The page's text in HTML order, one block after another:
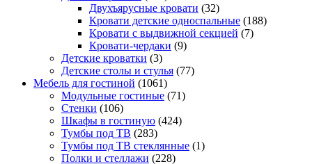
Двухъярусные кровати (32)
Кровати детские односпальные (188)
Кровати с выдвижной секцией (7)
Кровати-чердаки (9)
Детские кроватки (3)
Детские столы и стулья (77)
Мебель для гостиной (1061)
Модульные гостиные (71)
Стенки (106)
Шкафы в гостиную (424)
Тумбы под ТВ (283)
Тумбы под ТВ стеклянные (1)
Полки и стеллажи (228)